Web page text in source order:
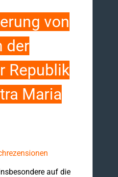
von
der
Republik
Maria
auf die